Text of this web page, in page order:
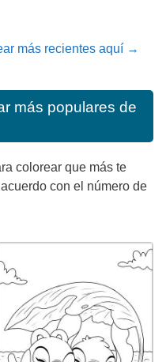
más recientes aquí →
más populares de
colorear que más te
con el número de